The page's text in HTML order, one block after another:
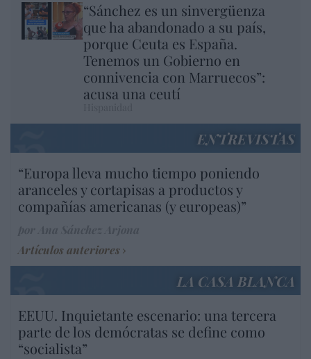
“Sánchez es un sinvergüenza
que ha abandonado a su país,
porque Ceuta es España.
Tenemos un Gobierno en
connivencia con Marruecos”:
acusa una ceutí
ENTREVISTAS
“Europa lleva mucho tiempo poniendo
aranceles y cortapisas a productos y
compañías americanas (y europeas)”
Artículos anteriores
LA CASA BLANCA
EEUU. Inquietante escenario: una tercera
parte de los demócratas se define como
“socialista”